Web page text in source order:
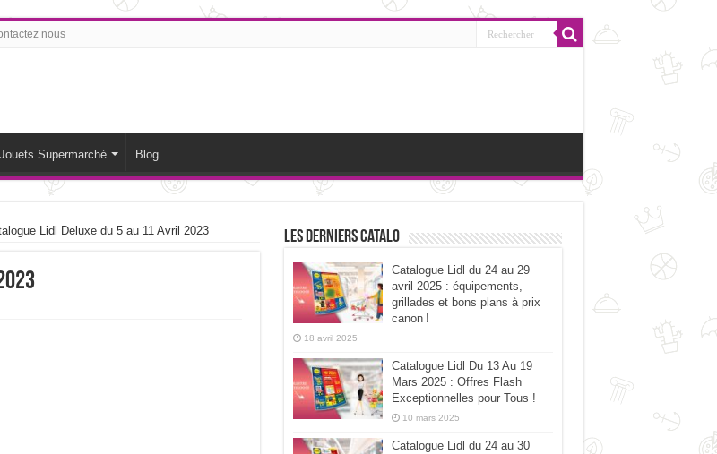
nous
Supermarché Blog
Lidl Deluxe du 5 au 11 Avril 2023 Les derniers catalo
Catalogue Lidl du 24 au 29
avril 2025 : équipements,
grillades et bons plans à prix
canon !
18 avril 2025
Catalogue Lidl Du 13 Au 19
Mars 2025 : Offres Flash
Exceptionnelles pour Tous !
10 mars 2025
Catalogue Lidl du 24 au 30